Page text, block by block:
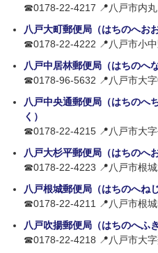
☎0178-22-4217 📍八戸市内
八戸大町郵便局（はちのへお
☎0178-22-4222 📍八戸市小
八戸中居林郵便局（はちのへ
☎0178-96-5632 📍八戸市大
八戸中央通郵便局（はちのへ
く）
☎0178-22-4215 📍八戸市大
八戸大杉平郵便局（はちのへ
☎0178-22-4223 📍八戸市根
八戸根城郵便局（はちのへね
☎0178-22-4211 📍八戸市根
八戸吹揚郵便局（はちのへふ
☎0178-22-4218 📍八戸市大